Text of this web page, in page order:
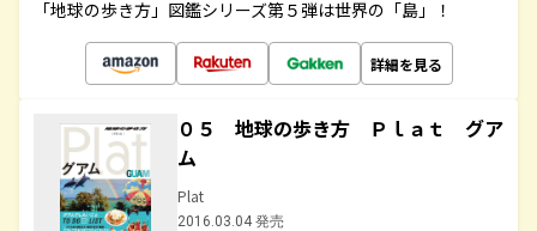
「地球の歩き方」図鑑シリーズ第５弾は世界の「島」！
詳細を見る
０５ 地球の歩き方 Ｐｌａｔ グア
ム
Plat
2016.03.04 発売